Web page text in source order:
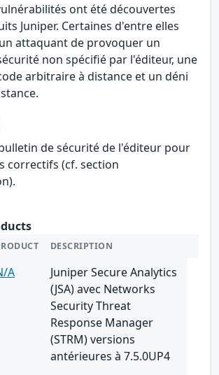
ont été découvertes
Juniper. Certaines d'entre elles
attaquant de provoquer un
non spécifié par l'éditeur, une
arbitraire à distance et un déni
de sécurité de l'éditeur pour
correctifs (cf. section
DESCRIPTION
A
Juniper Secure Analytics
(JSA) avec Networks
Security Threat
Response Manager
(STRM) versions
antérieures à 7.5.0UP4